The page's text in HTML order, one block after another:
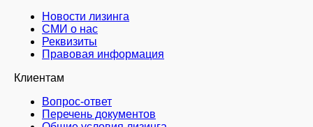
Новости лизинга
СМИ о нас
Реквизиты
Правовая информация
Клиентам
Вопрос-ответ
Перечень документов